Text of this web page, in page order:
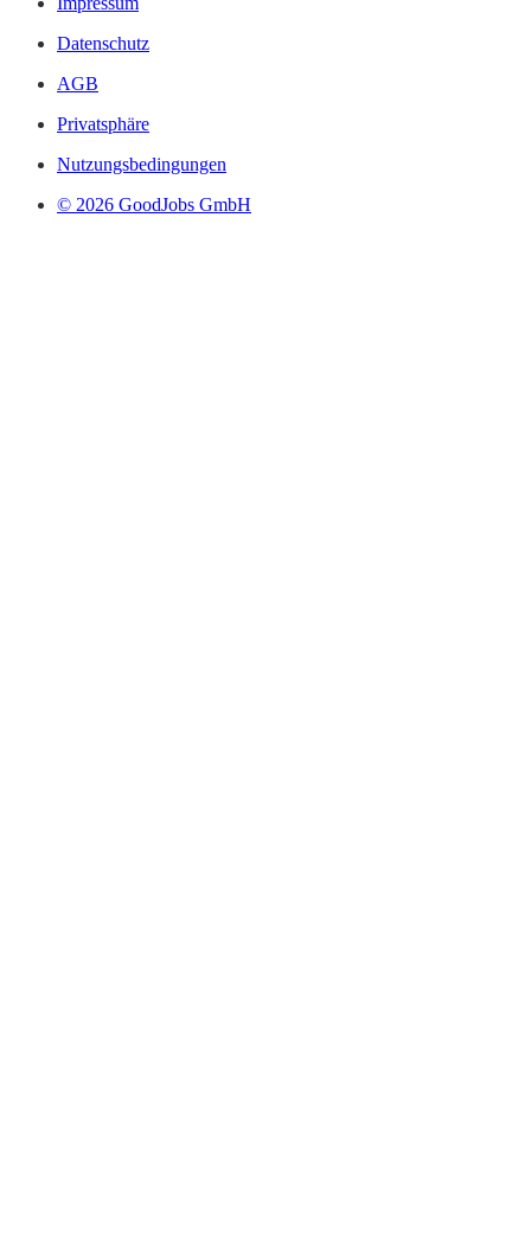
Datenschutz
AGB
Privatsphäre
Nutzungsbedingungen
© 2026 GoodJobs GmbH